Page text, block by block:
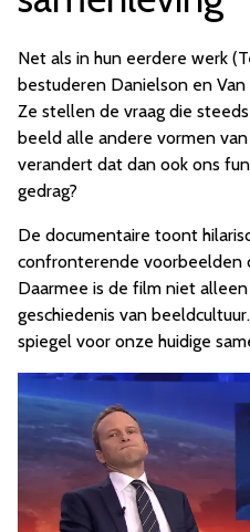
Net als in hun eerdere werk
bestuderen Danielson en
Ze stellen de vraag die
beeld alle andere vormen
verandert dat dan ook ons
gedrag?
De documentaire toont
confronterende voorbeelden
Daarmee is de film niet
geschiedenis van
spiegel voor onze huidige